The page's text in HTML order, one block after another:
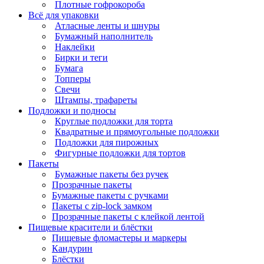
Плотные гофрокороба
Всё для упаковки
Атласные ленты и шнуры
Бумажный наполнитель
Наклейки
Бирки и теги
Бумага
Топперы
Свечи
Штампы, трафареты
Подложки и подносы
Круглые подложки для торта
Квадратные и прямоугольные подложки
Подложки для пирожных
Фигурные подложки для тортов
Пакеты
Бумажные пакеты без ручек
Прозрачные пакеты
Бумажные пакеты с ручками
Пакеты с zip-lock замком
Прозрачные пакеты с клейкой лентой
Пищевые красители и блёстки
Пищевые фломастеры и маркеры
Кандурин
Блёстки